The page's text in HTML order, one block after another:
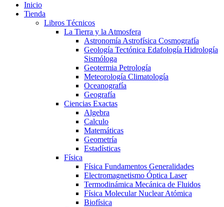
Inicio
Tienda
Libros Técnicos
La Tierra y la Atmosfera
Astronomía Astrofísica Cosmografía
Geología Tectónica Edafología Hidrología
Sismóloga
Geotermia Petrología
Meteorología Climatología
Oceanografía
Geografía
Ciencias Exactas
Algebra
Calculo
Matemáticas
Geometría
Estadísticas
Física
Física Fundamentos Generalidades
Electromagnetismo Óptica Laser
Termodinámica Mecánica de Fluidos
Física Molecular Nuclear Atómica
Biofísica